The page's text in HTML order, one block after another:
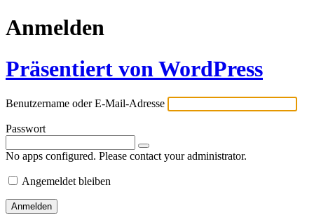
Anmelden
Präsentiert von WordPress
Benutzername oder E-Mail-Adresse
Passwort
No apps configured. Please contact your administrator.
Angemeldet bleiben